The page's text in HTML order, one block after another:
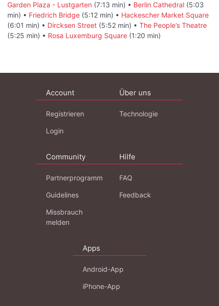
Garden Plaza - Lustgarten (7:13 min) • Berlin Cathedral (5:03
min) • Friedrich Bridge (5:12 min) • Hackescher Market Square
(6:01 min) • Dircksen Street (5:52 min) • The People’s Theatre
(5:25 min) • Rosa Luxemburg Square (1:20 min)
Account
Registrieren
Login
Über uns
Technologie
Community
Partnerprogramm
Guidelines
Missbrauch
melden
Hilfe
FAQ
Feedback
Apps
Android-App
iPhone-App